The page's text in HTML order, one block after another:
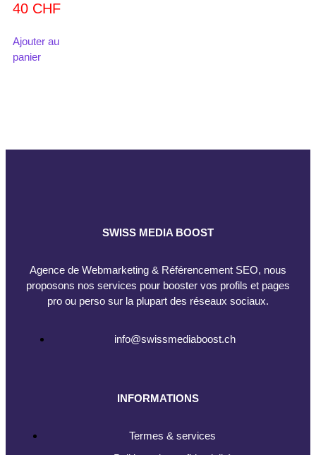
40 CHF
Ajouter au
panier
SWISS MEDIA BOOST
Agence de Webmarketing & Référencement SEO, nous
proposons nos services pour booster vos profils et pages
pro ou perso sur la plupart des réseaux sociaux.
info@swissmediaboost.ch
INFORMATIONS
Termes & services